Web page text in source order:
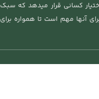
کسانی قرار میدهد که سبک
آنها مهم‌ است تا همواره برای